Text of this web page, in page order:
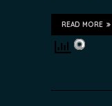
READ MORE